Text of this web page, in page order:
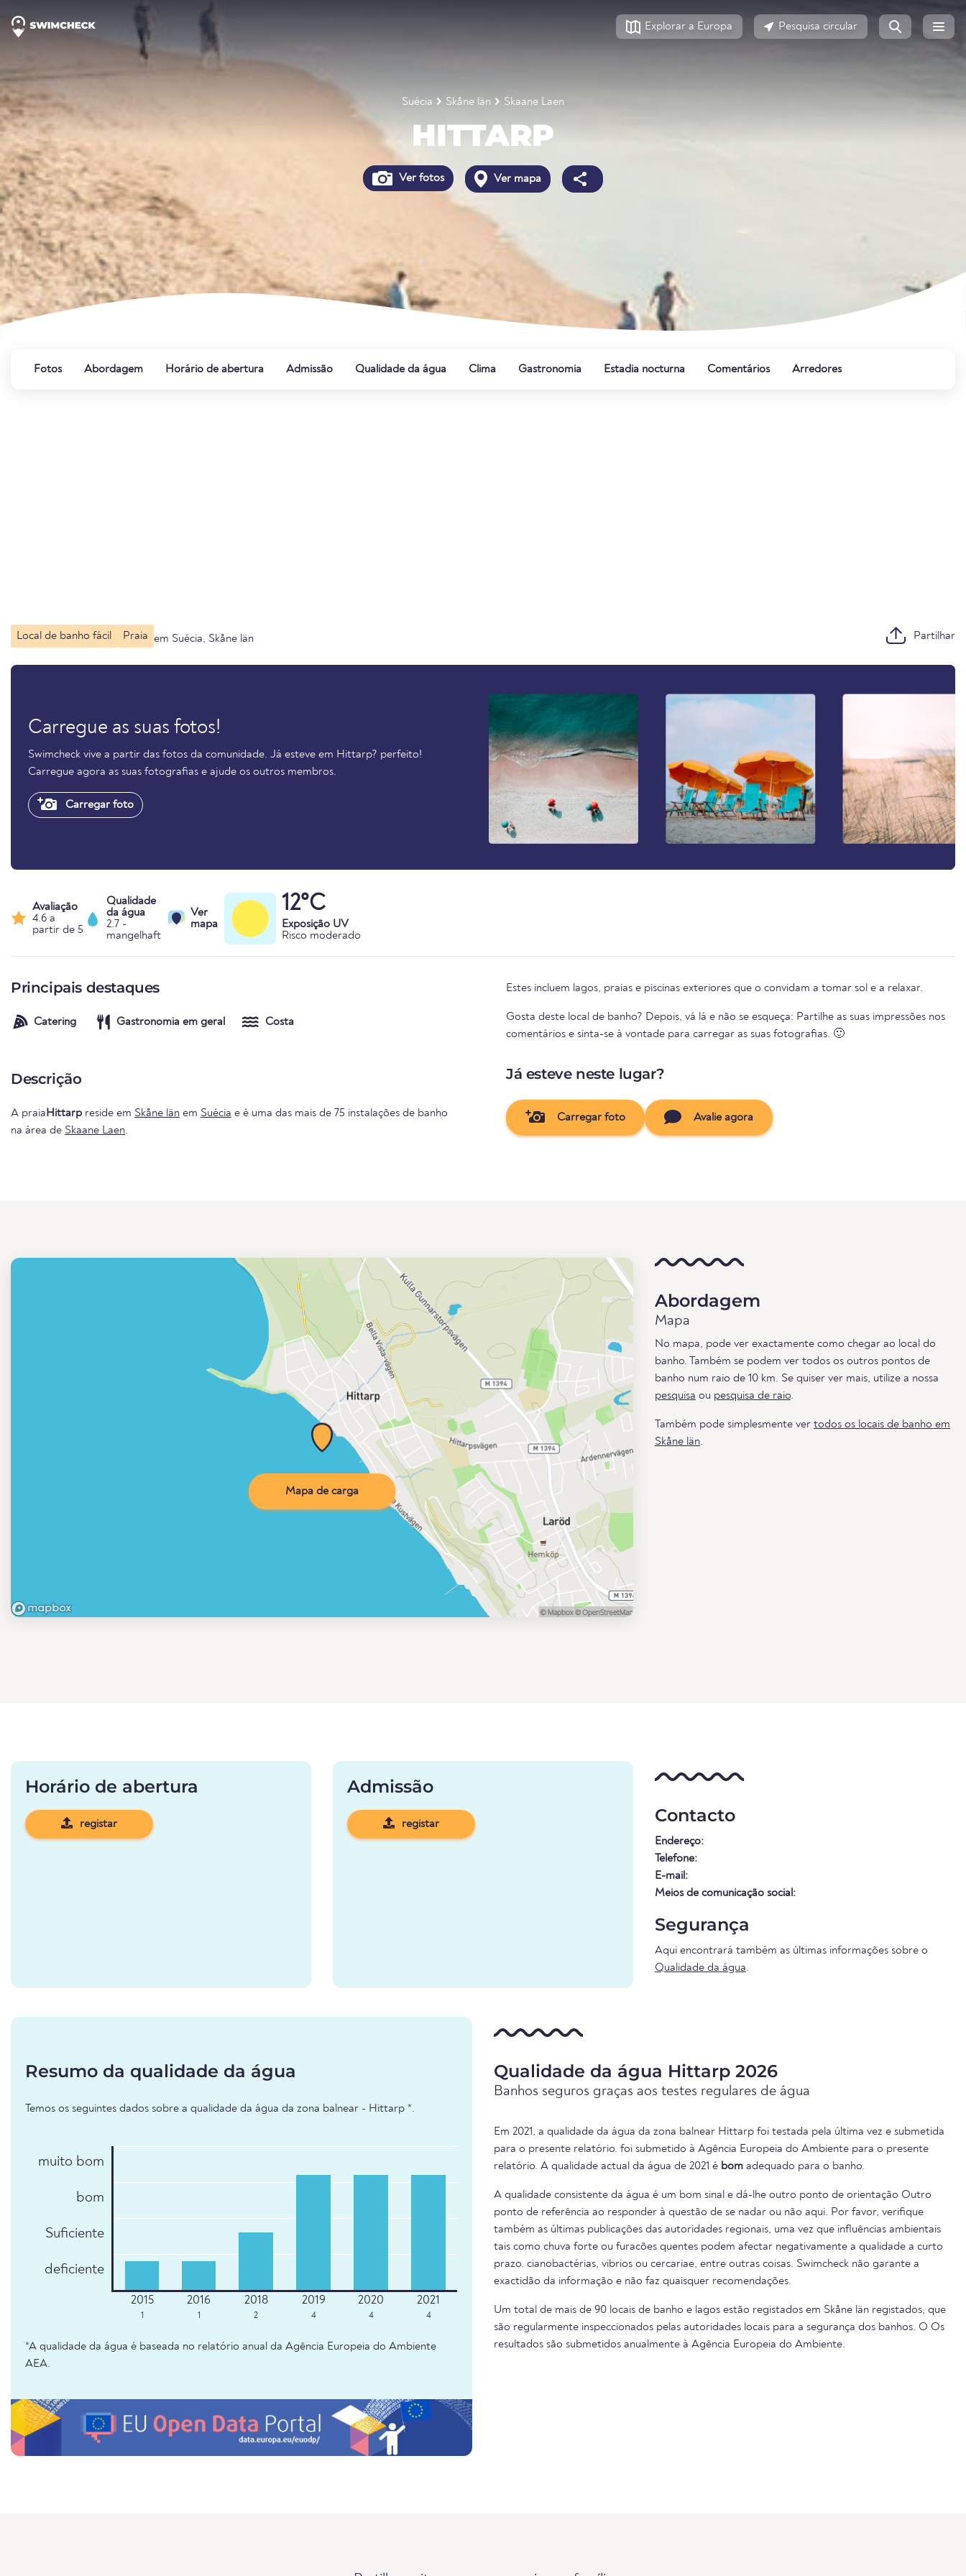
Explorar a Europa Pesquisa circular
Suécia Skåne län Skaane Laen
HITTARP
Ver fotos Ver mapa
Fotos Abordagem Horário de abertura Admissão Qualidade da água Clima Gastronomia Estadia nocturna Comentários Arredores
Local de banho fácil Praia em Suécia, Skåne län Partilhar
Carregue as suas fotos!
Swimcheck vive a partir das fotos da comunidade. Já esteve em Hittarp? perfeito!
Carregue agora as suas fotografias e ajude os outros membros.
Carregar foto
Avaliação
4.6 a
partir de 5
Qualidade
da água
2.7 -
mangelhaft
Ver
mapa
12°C
Exposição UV
Risco moderado
Principais destaques
Catering Gastronomia em geral Costa
Descrição
A praia Hittarp reside em Skåne län em Suécia e é uma das mais de 75 instalações de banho
na área de Skaane Laen.
Estes incluem lagos, praias e piscinas exteriores que o convidam a tomar sol e a relaxar.
Gosta deste local de banho? Depois, vá lá e não se esqueça: Partilhe as suas impressões nos
comentários e sinta-se à vontade para carregar as suas fotografias. 🙂
Já esteve neste lugar?
Carregar foto Avalie agora
Mapa de carga
Abordagem
Mapa
No mapa, pode ver exactamente como chegar ao local do
banho. Também se podem ver todos os outros pontos de
banho num raio de 10 km. Se quiser ver mais, utilize a nossa
pesquisa ou pesquisa de raio.
Também pode simplesmente ver todos os locais de banho em
Skåne län.
Horário de abertura
registar
Admissão
registar Contacto
Endereço:
Telefone:
E-mail:
Meios de comunicação social:
Segurança
Aqui encontrará também as últimas informações sobre o
Qualidade da água.
Resumo da qualidade da água
Temos os seguintes dados sobre a qualidade da água da zona balnear - Hittarp *.
muito bom
bom
Suficiente
deficiente
1 1 2 4 4 4
*A qualidade da água é baseada no relatório anual da Agência Europeia do Ambiente
AEA.
Qualidade da água Hittarp 2026
Banhos seguros graças aos testes regulares de água
Em 2021, a qualidade da água da zona balnear Hittarp foi testada pela última vez e submetida
para o presente relatório. foi submetido à Agência Europeia do Ambiente para o presente
relatório. A qualidade actual da água de 2021 é bom adequado para o banho.
A qualidade consistente da água é um bom sinal e dá-lhe outro ponto de orientação Outro
ponto de referência ao responder à questão de se nadar ou não aqui. Por favor, verifique
também as últimas publicações das autoridades regionais, uma vez que influências ambientais
tais como chuva forte ou furacões quentes podem afectar negativamente a qualidade a curto
prazo. cianobactérias, vibrios ou cercariae, entre outras coisas. Swimcheck não garante a
exactidão da informação e não faz quaisquer recomendações.
Um total de mais de 90 locais de banho e lagos estão registados em Skåne län registados, que
são regularmente inspeccionados pelas autoridades locais para a segurança dos banhos. O Os
resultados são submetidos anualmente à Agência Europeia do Ambiente.